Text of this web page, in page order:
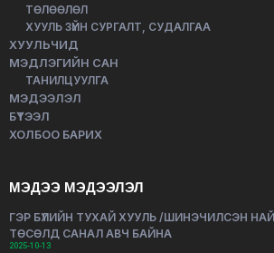
ТӨЛӨӨЛӨЛ
ХУУЛЬ ЗҮЙН СУРГАЛТ, СУДАЛГАА
ХУУЛЬЧИД
МЭДЛЭГИЙН САН
ТАНИЛЦУУЛГА
МЭДЭЭЛЭЛ
БҮТЭЭЛ
ХОЛБОО БАРИХ
МЭДЭЭ МЭДЭЭЛЭЛ
ГЭР БҮЛИЙН ТУХАЙ ХУУЛЬ /ШИНЭЧИЛСЭН
ТӨСӨЛД САНАЛ АВЧ БАЙНА
2025-10-13